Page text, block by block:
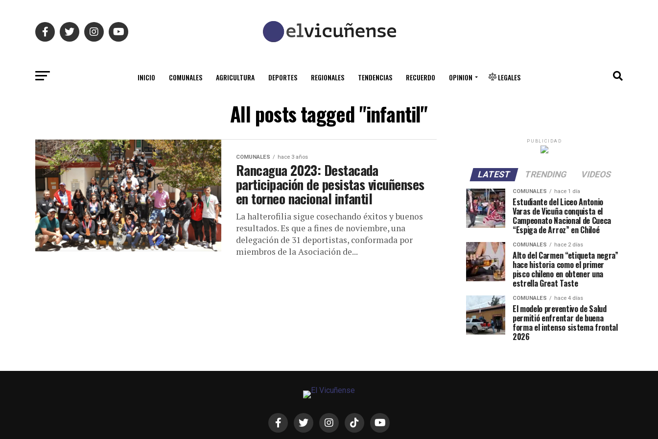
INICIO COMUNALES AGRICULTURA DEPORTES REGIONALES TENDENCIAS RECUERDO OPINION LEGALES
All posts tagged "infantil"
COMUNALES hace 3 años
Rancagua 2023: Destacada
participación de pesistas vicuñenses
en torneo nacional infantil
La halterofilia sigue cosechando éxitos y buenos
resultados. Es que a fines de noviembre, una
delegación de 31 deportistas, conformada por
miembros de la Asociación de...
PUBLICIDAD
LATEST TRENDING VIDEOS
COMUNALES hace 1 día
Estudiante del Liceo Antonio
Varas de Vicuña conquista el
Campeonato Nacional de Cueca
“Espiga de Arroz” en Chiloé
COMUNALES hace 2 días
Alto del Carmen “etiqueta negra”
hace historia como el primer
pisco chileno en obtener una
estrella Great Taste
COMUNALES hace 4 días
El modelo preventivo de Salud
permitió enfrentar de buena
forma el intenso sistema frontal
2026